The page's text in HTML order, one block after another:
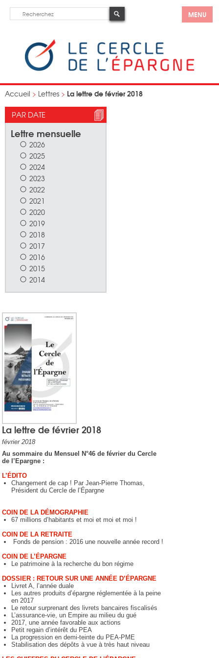
MENU
Accueil > Lettres > La lettre de février 2018
PAR DATE
Lettre mensuelle
2026
2025
2024
2023
2022
2021
2020
2019
2018
2017
2016
2015
2014
La lettre de février 2018
février 2018
Au sommaire du Mensuel N°46 de février du Cercle
de l’Epargne :
L’ÉDITO
Changement de cap ! Par Jean-Pierre Thomas,
Président du Cercle de l’Épargne
COIN DE LA DÉMOGRAPHIE
67 millions d’habitants et moi et moi et moi !
COIN DE LA RETRAITE
Fonds de pension : 2016 une nouvelle année record !
COIN DE L’ÉPARGNE
Le patrimoine à la recherche du bon régime
DOSSIER : RETOUR SUR UNE ANNÉE D’ÉPARGNE
Livret A, l’année duale
Les autres produits d’épargne réglementée à la peine
en 2017
Le retour surprenant des livrets bancaires fiscalisés
L’assurance-vie, un Empire au milieu du gué
2017, une année favorable aux actions
Petit regain d’intérêt du PEA
La progression en demi-teinte du PEA-PME
Stabilisation des dépôts à vue à très haut niveau